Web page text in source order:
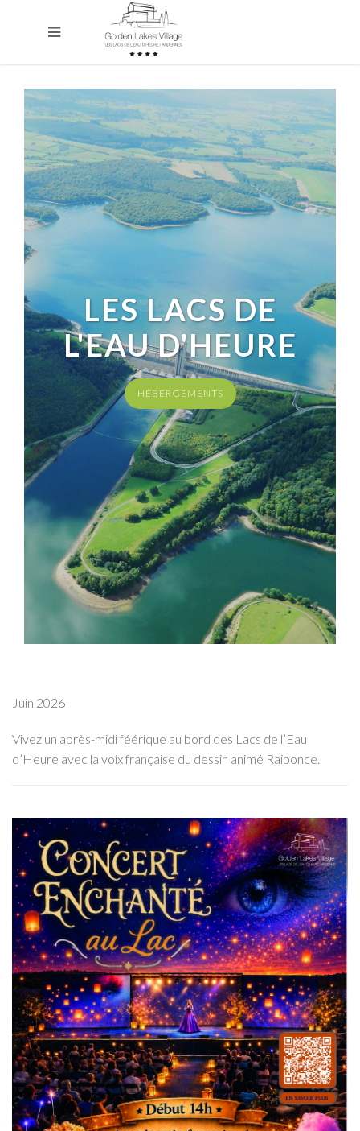
LES LACS DE
L'EAU D'HEURE
HÉBERGEMENTS
Juin 2026
Vivez un après-midi féérique au bord des Lacs de l’Eau
d’Heure avec la voix française du dessin animé Raiponce.